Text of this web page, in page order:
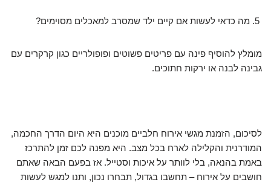
מה כדאי לעשות אם קיים ילד שמסרב למאכלים מסוימים?
מומלץ להוסיף פינה עם פריטים פשוטים ופופולריים כגון קרקרים עם
גבינה לבנה או ירקות חתוכים.
לסיכום, הזמנת מגשי אירוח חלביים מוכנים היא היום הדרך החכמה,
המודרנית והקלילה לארח בכל מצב. היא מפנה לכם זמן להתרכז
באמת בהנאה, בלי לוותר על איכות וסטייל. אז בפעם הבאה שאתם
חושבים על אירוח – תחשבו בגדול, תבחרו נכון, ותנו למגש לעשות